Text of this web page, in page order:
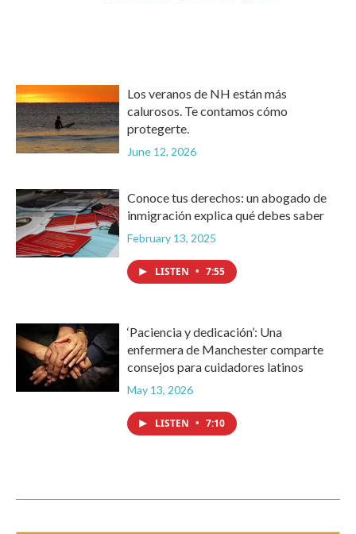
Los veranos de NH están más
calurosos. Te contamos cómo
protegerte.
June 12, 2026
Conoce tus derechos: un abogado de
inmigración explica qué debes saber
February 13, 2025
LISTEN • 7:55
‘Paciencia y dedicación’: Una
enfermera de Manchester comparte
consejos para cuidadores latinos
May 13, 2026
LISTEN • 7:10